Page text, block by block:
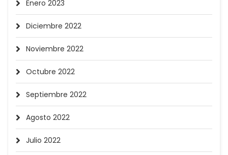
Enero 2023
Diciembre 2022
Noviembre 2022
Octubre 2022
Septiembre 2022
Agosto 2022
Julio 2022